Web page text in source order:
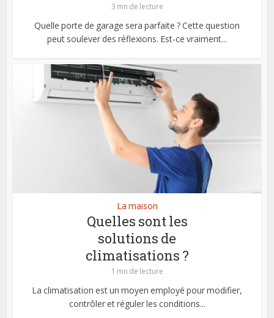
3 mn de lecture
Quelle porte de garage sera parfaite ? Cette question
peut soulever des réflexions. Est-ce vraiment...
La maison
Quelles sont les
solutions de
climatisations ?
1 mn de lecture
La climatisation est un moyen employé pour modifier,
contrôler et réguler les conditions...